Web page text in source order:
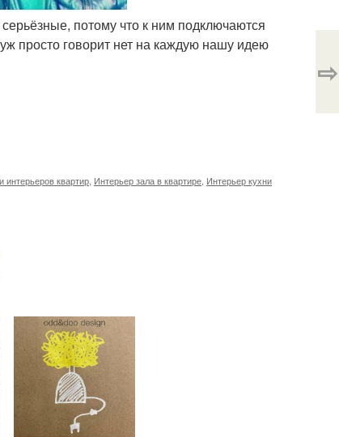
потому что к ним подключаются
просто говорит нет на каждую нашу идею
интерьеров квартир Интерьер зала в квартире Интерьер кухни
⇨